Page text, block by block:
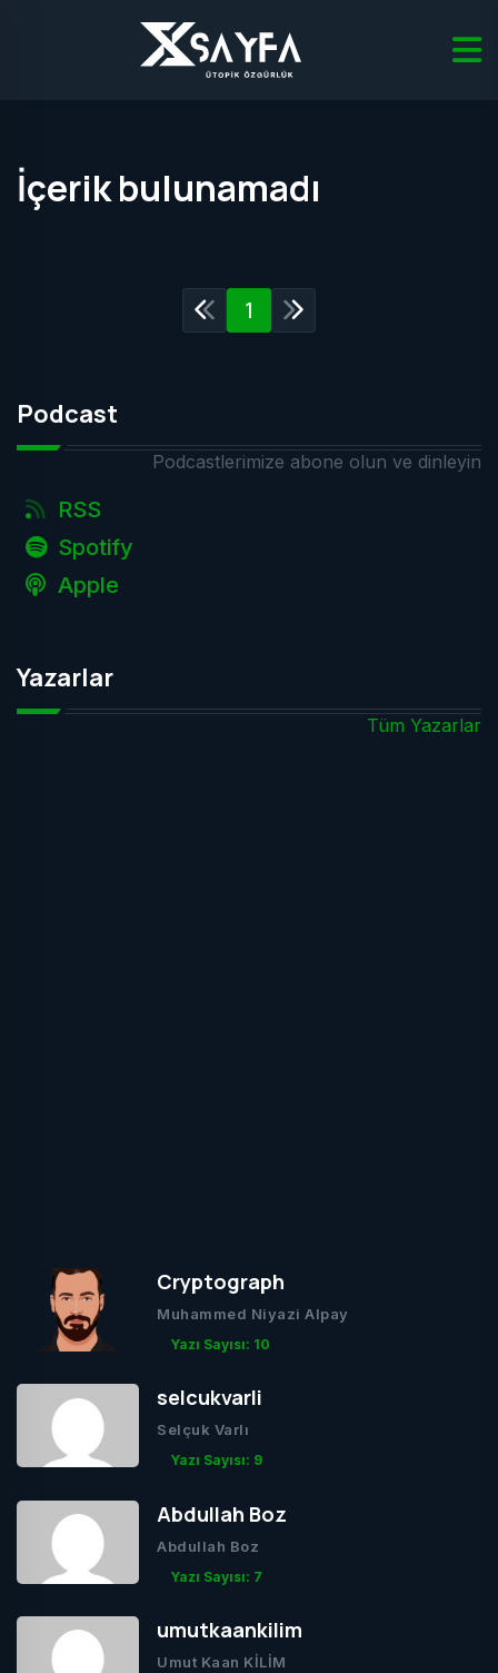
İçerik bulunamadı
1
Podcast
Podcastlerimize abone olun ve dinleyin
RSS
Spotify
Apple
Yazarlar
Tüm Yazarlar
Cryptograph
Muhammed Niyazi Alpay
Yazı Sayısı: 10
selcukvarli
Selçuk Varlı
Yazı Sayısı: 9
Abdullah Boz
Abdullah Boz
Yazı Sayısı: 7
umutkaankilim
Umut Kaan KİLİM